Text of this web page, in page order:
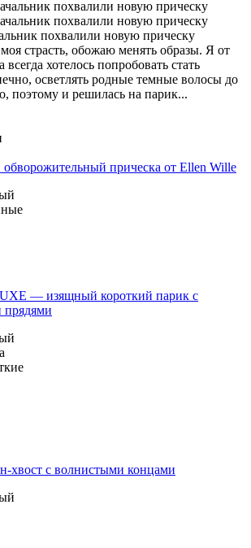
похвалили новую прическу
страсть, обожаю менять образы. Я от
хотелось попробовать стать
осветлять родные темные волосы до
поэтому и решилась на парик...
прическа от Ellen Wille
— изящный короткий парик с
прядями
с волнистыми концами